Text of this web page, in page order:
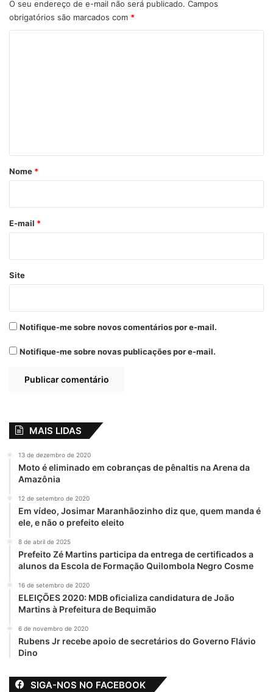
Quilombo Pericumã Reunião
O seu endereço de e-mail não será publicado. Campos
obrigatórios são marcados com *
r
*
Nome *
E-mail *
Site
Notifique-me sobre novos comentários por e-mail.
Notifique-me sobre novas publicações por e-mail.
MAIS LIDAS
13 de dezembro de 2020
Moto é eliminado em cobranças de pênaltis na Arena da
Amazônia
12 de setembro de 2020
Em vídeo, Josimar Maranhãozinho diz que, quem manda é
ele, e não o prefeito eleito
8 de abril de 2025
Prefeito Zé Martins participa da entrega de certificados a
alunos da Escola de Formação Quilombola Negro Cosme
16 de setembro de 2020
ELEIÇÕES 2020: MDB oficializa candidatura de João
Martins à Prefeitura de Bequimão
6 de novembro de 2020
Rubens Jr recebe apoio de secretários do Governo Flávio
Dino
SIGA-NOS NO FACEBOOK